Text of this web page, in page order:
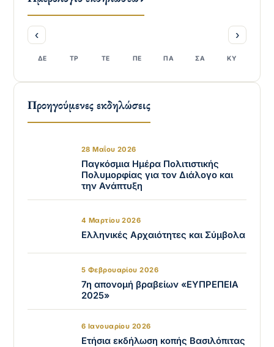
‹ ›
ΔΕ ΤΡ ΤΕ ΠΕ ΠΑ ΣΑ ΚΥ
Προηγούμενες εκδηλώσεις
28 Μαΐου 2026
Παγκόσμια Ημέρα Πολιτιστικής
Πολυμορφίας για τον Διάλογο και
την Ανάπτυξη
4 Μαρτίου 2026
Ελληνικές Αρχαιότητες και Σύμβολα
5 Φεβρουαρίου 2026
7η απονομή βραβείων «ΕΥΠΡΕΠΕΙΑ
2025»
6 Ιανουαρίου 2026
Ετήσια εκδήλωση κοπής Βασιλόπιτας